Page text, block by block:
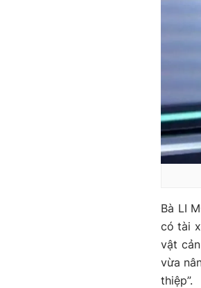
Bà LI
có tài
vật
vừa
thiệp”.